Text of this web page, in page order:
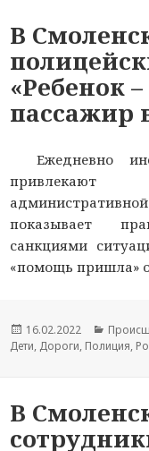
В
«Ребенок
пассажир
Ежедневно
привлекают
показывает
санкциями
«помощь пришла»
Опубликовано
16.02.2022
Дети, Дороги, Полиция,
В